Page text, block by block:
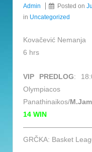
Admin Posted on
in Uncategorized
Kovačević Nemanja
6 hrs
VIP PREDLOG:
Olympiacos
Panathinaikos/
14 WIN
GRČKA: Basket